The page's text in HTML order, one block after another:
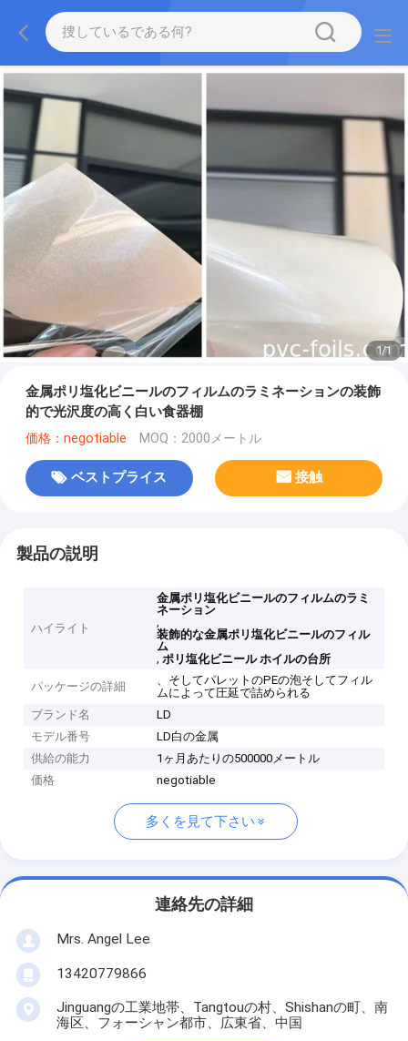
1/1
金属ポリ塩化ビニールのフィルムのラミネーションの装飾
的で光沢度の高く白い食器棚
価格：negotiable MOQ：2000メートル
ベストプライス 接触
製品の説明
ハイライト
金属ポリ塩化ビニールのフィルムのラミ
ネーション
,
装飾的な金属ポリ塩化ビニールのフィル
ム
, ポリ塩化ビニール ホイルの台所
パッケージの詳細
、そしてパレットのPEの泡そしてフィル
ムによって圧延で詰められる
ブランド名
LD
モデル番号
LD白の金属
供給の能力
1ヶ月あたりの500000メートル
価格
negotiable
多くを見て下さい
連絡先の詳細
Mrs. Angel Lee
13420779866
Jinguangの工業地帯、Tangtouの村、Shishanの町、南
海区、フォーシャン都市、広東省、中国